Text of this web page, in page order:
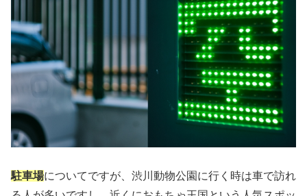
駐車場についてですが、渋川動物公園に行く時は車で訪れ